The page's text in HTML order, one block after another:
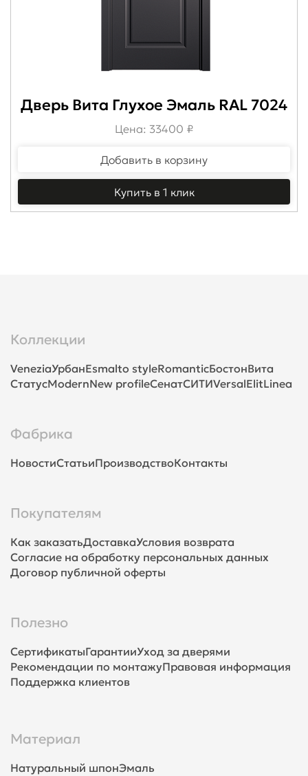
Дверь Вита Глухое Эмаль RAL 7024
Цена: 33400 ₽
Добавить в корзину
Купить в 1 клик
Коллекции
VeneziaУрбанEsmalto styleRomanticБостонВита
СтатусModernNew profileСенатСИТИVersalElitLinea
Фабрика
НовостиСтатьиПроизводствоКонтакты
Покупателям
Как заказатьДоставкаУсловия возврата
Согласие на обработку персональных данных
Договор публичной оферты
Полезно
СертификатыГарантииУход за дверями
Рекомендации по монтажуПравовая информация
Поддержка клиентов
Материал
Натуральный шпонЭмаль